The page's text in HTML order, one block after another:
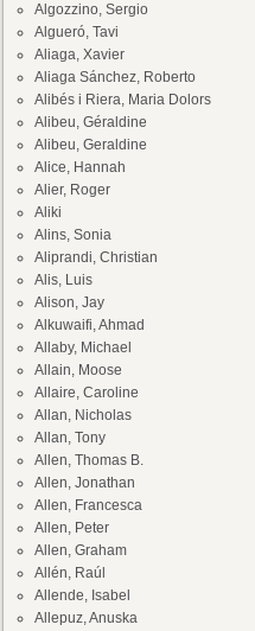
Algozzino, Sergio
Algueró, Tavi
Aliaga, Xavier
Aliaga Sánchez, Roberto
Alibés i Riera, Maria Dolors
Alibeu, Géraldine
Alibeu, Geraldine
Alice, Hannah
Alier, Roger
Aliki
Alins, Sonia
Aliprandi, Christian
Alis, Luis
Alison, Jay
Alkuwaifi, Ahmad
Allaby, Michael
Allain, Moose
Allaire, Caroline
Allan, Nicholas
Allan, Tony
Allen, Thomas B.
Allen, Jonathan
Allen, Francesca
Allen, Peter
Allen, Graham
Allén, Raúl
Allende, Isabel
Allepuz, Anuska